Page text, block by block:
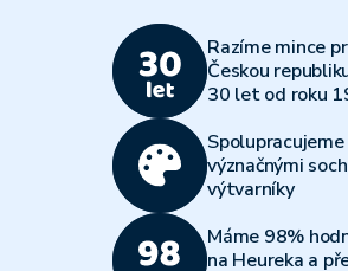
Razíme mince
Českou
30 let od roku
Spolupracujeme
význačnými
výtvarníky
Máme 98%
na Heureka a